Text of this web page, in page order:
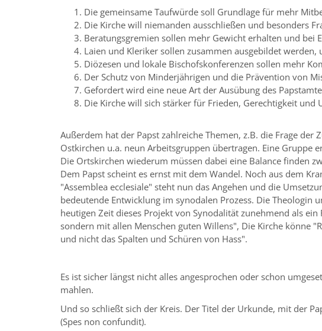
Die gemeinsame Taufwürde soll Grundlage für mehr
Die Kirche will niemanden ausschließen und besonders
Beratungsgremien sollen mehr Gewicht erhalten und bei
Laien und Kleriker sollen zusammen ausgebildet
Diözesen und lokale Bischofskonferenzen sollen mehr
Der Schutz von Minderjährigen und die Prävention von
Gefordert wird eine neue Art der Ausübung des
Die Kirche will sich stärker für Frieden, Gerechtigkeit und
Außerdem hat der Papst zahlreiche Themen, z.B. die Frage
Ostkirchen u.a. neun Arbeitsgruppen übertragen. Eine Gruppe
Die Ortskirchen wiederum müssen dabei eine Balance finden
Dem Papst scheint es ernst mit dem Wandel. Noch aus dem
"Assemblea ecclesiale" steht nun das Angehen und die
bedeutende Entwicklung im synodalen Prozess. Die Theologin
heutigen Zeit dieses Projekt von Synodalität zunehmend als
sondern mit allen Menschen guten Willens", Die Kirche könne
und nicht das Spalten und Schüren von Hass".
Es ist sicher längst nicht alles angesprochen oder schon
mahlen.
Und so schließt sich der Kreis. Der Titel der Urkunde, mit der
(Spes non confundit).